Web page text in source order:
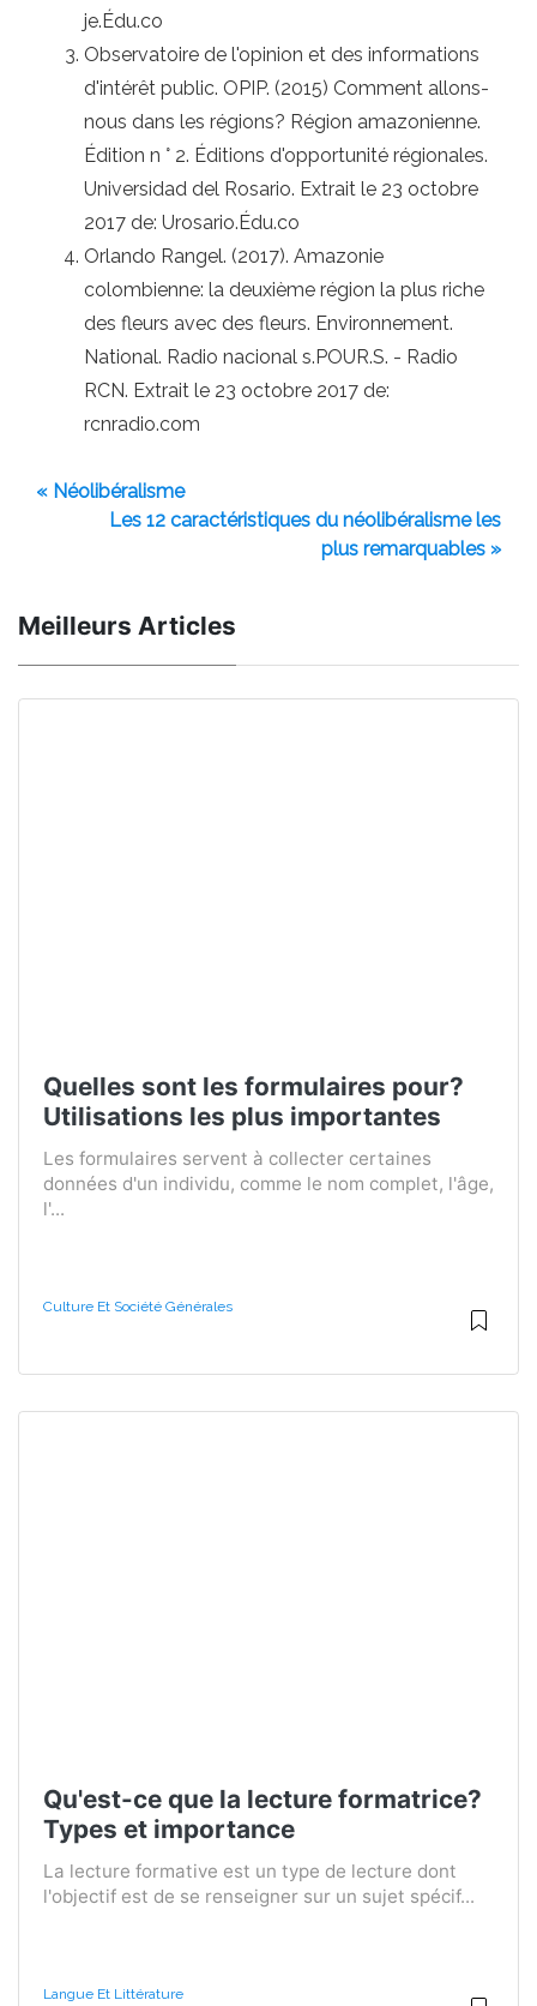
je.Édu.co
Observatoire de l'opinion et des informations
d'intérêt public. OPIP. (2015) Comment allons-
nous dans les régions? Région amazonienne.
Édition n ° 2. Éditions d'opportunité régionales.
Universidad del Rosario. Extrait le 23 octobre
2017 de: Urosario.Édu.co
Orlando Rangel. (2017). Amazonie
colombienne: la deuxième région la plus riche
des fleurs avec des fleurs. Environnement.
National. Radio nacional s.POUR.S. - Radio
RCN. Extrait le 23 octobre 2017 de:
rcnradio.com
« Néolibéralisme
Les 12 caractéristiques du néolibéralisme les
plus remarquables »
Meilleurs Articles
Quelles sont les formulaires pour?
Utilisations les plus importantes
Les formulaires servent à collecter certaines
données d'un individu, comme le nom complet, l'âge,
l'...
Culture Et Société Générales
Qu'est-ce que la lecture formatrice?
Types et importance
La lecture formative est un type de lecture dont
l'objectif est de se renseigner sur un sujet spécif...
Langue Et Littérature